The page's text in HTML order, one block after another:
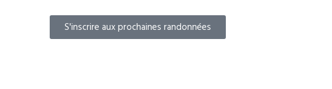
S'inscrire aux prochaines randonnées